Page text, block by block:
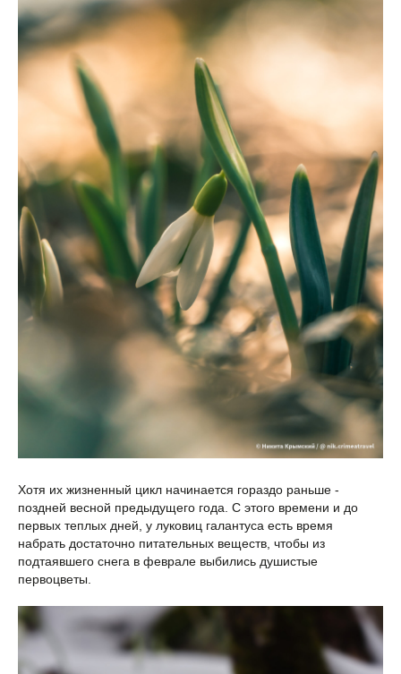
Хотя их жизненный цикл начинается гораздо раньше -
поздней весной предыдущего года. С этого времени и до
первых теплых дней, у луковиц галантуса есть время
набрать достаточно питательных веществ, чтобы из
подтаявшего снега в феврале выбились душистые
первоцветы.